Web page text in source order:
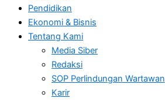
Pendidikan
Ekonomi & Bisnis
Tentang Kami
Media Siber
Redaksi
SOP Perlindungan Wartawan
Karir